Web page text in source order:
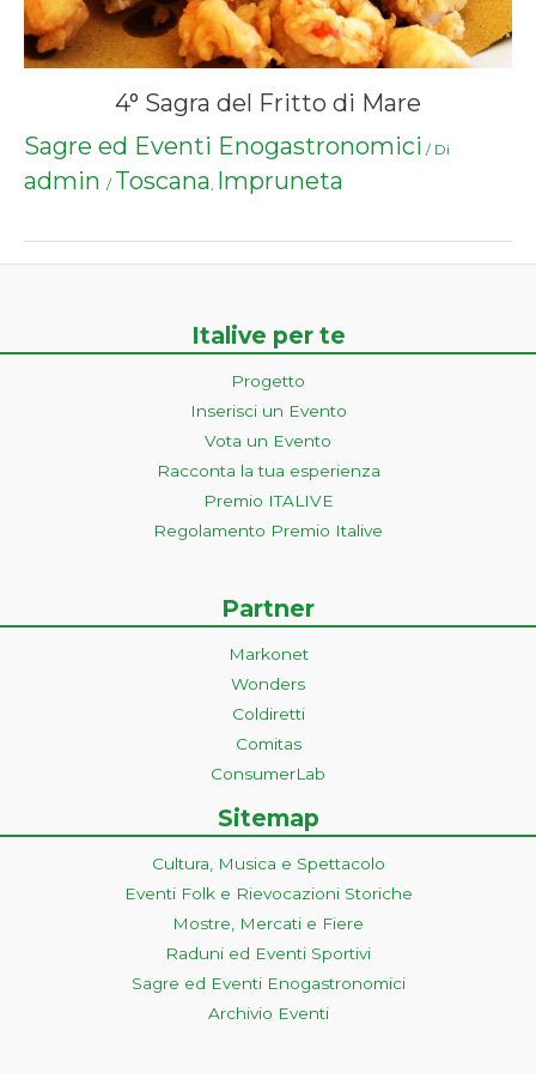
4° Sagra del Fritto di Mare
Sagre ed Eventi Enogastronomici / Di
admin / Toscana, Impruneta
Italive per te
Progetto
Inserisci un Evento
Vota un Evento
Racconta la tua esperienza
Premio ITALIVE
Regolamento Premio Italive
Partner
Markonet
Wonders
Coldiretti
Comitas
ConsumerLab
Sitemap
Cultura, Musica e Spettacolo
Eventi Folk e Rievocazioni Storiche
Mostre, Mercati e Fiere
Raduni ed Eventi Sportivi
Sagre ed Eventi Enogastronomici
Archivio Eventi